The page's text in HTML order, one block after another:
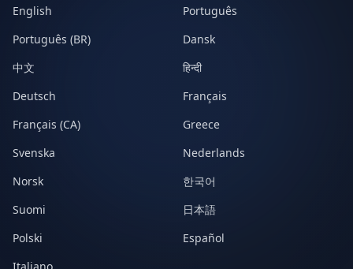
English
Português
Português (BR)
Dansk
中文
हिन्दी
Deutsch
Français
Français (CA)
Greece
Svenska
Nederlands
Norsk
한국어
Suomi
日本語
Polski
Español